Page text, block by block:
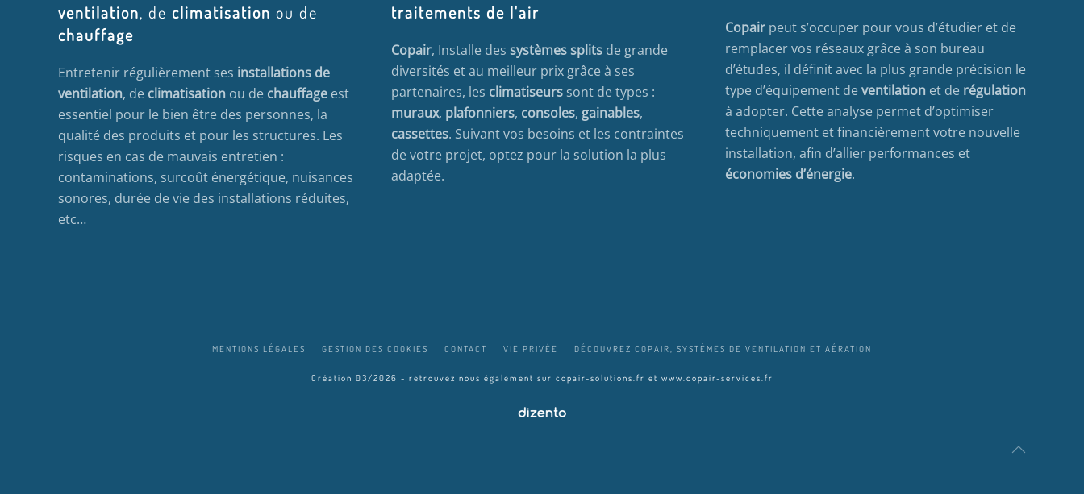
ventilation, de climatisation ou de
chauffage
Entretenir régulièrement ses installations de
ventilation, de climatisation ou de chauffage est
essentiel pour le bien être des personnes, la
qualité des produits et pour les structures. Les
risques en cas de mauvais entretien :
contaminations, surcoût énergétique, nuisances
sonores, durée de vie des installations réduites,
etc…
traitements de l'air
Copair, Installe des systèmes splits de grande
diversités et au meilleur prix grâce à ses
partenaires, les climatiseurs sont de types :
muraux, plafonniers, consoles, gainables,
cassettes. Suivant vos besoins et les contraintes
de votre projet, optez pour la solution la plus
adaptée.
Copairpeut s’occuper pour vous d’étudier et de
remplacer vos réseaux grâce à son bureau
d’études, il définit avec la plus grande précision le
type d’équipement deventilationet de régulation
à adopter. Cette analyse permet d’optimiser
techniquement et financièrement votre nouvelle
installation, afin d’allier performances et
économies d’énergie.
MENTIONS LÉGALES GESTION DES COOKIES CONTACT VIE PRIVÉE DÉCOUVREZ COPAIR, SYSTÈMES DE VENTILATION ET AÉRATION
Création 03/2026 - retrouvez nous également sur copair-solutions.fr et www.copair-services.fr